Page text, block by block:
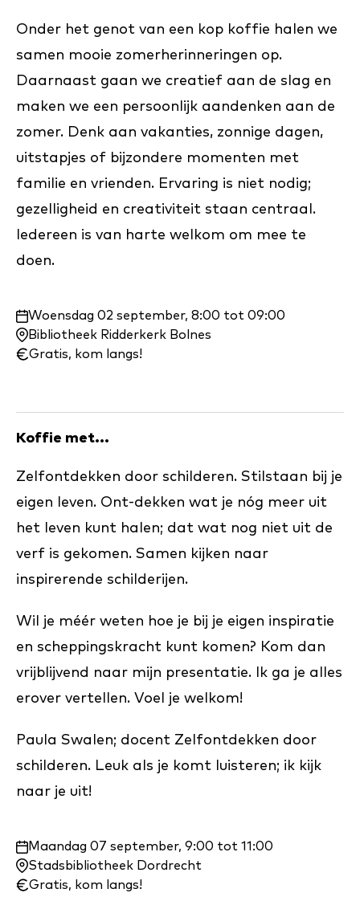
Onder het genot van een kop koffie halen we
samen mooie zomerherinneringen op.
Daarnaast gaan we creatief aan de slag en
maken we een persoonlijk aandenken aan de
zomer. Denk aan vakanties, zonnige dagen,
uitstapjes of bijzondere momenten met
familie en vrienden. Ervaring is niet nodig;
gezelligheid en creativiteit staan centraal.
Iedereen is van harte welkom om mee te
doen.
Waar
en
wanneer:
Woensdag 02 september, 8:00 tot 09:00
Bibliotheek Ridderkerk Bolnes
Gratis, kom langs!
Koffie met...
Zelfontdekken door schilderen. Stilstaan bij je
eigen leven. Ont-dekken wat je nóg meer uit
het leven kunt halen; dat wat nog niet uit de
verf is gekomen. Samen kijken naar
inspirerende schilderijen.
Wil je méér weten hoe je bij je eigen inspiratie
en scheppingskracht kunt komen? Kom dan
vrijblijvend naar mijn presentatie. Ik ga je alles
erover vertellen. Voel je welkom!
Paula Swalen; docent Zelfontdekken door
schilderen. Leuk als je komt luisteren; ik kijk
naar je uit!
Waar
en
wanneer:
Maandag 07 september, 9:00 tot 11:00
Stadsbibliotheek Dordrecht
Gratis, kom langs!